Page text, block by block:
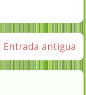
Entrada antigua